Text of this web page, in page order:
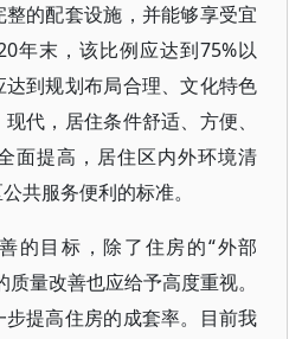
的配套设施，并能够享受宜
年末，该比例应达到75%以
到规划布局合理、文化特色
代，居住条件舒适、方便、
面提高，居住区内外环境清
共服务便利的标准。
的目标，除了住房的“外部
量改善也应给予高度重视。
提高住房的成套率。目前我